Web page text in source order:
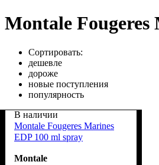
Montale Fougeres
Сортировать:
дешевле
дороже
новые поступления
популярность
В наличии
Montale Fougeres Marines
EDP 100 ml spray
Montale